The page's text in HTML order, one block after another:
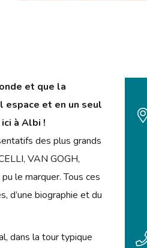
et que la
espace et en un seul
à Albi !
des plus grands
VAN GOGH,
le marquer. Tous ces
d’une biographie et du
dans la tour typique